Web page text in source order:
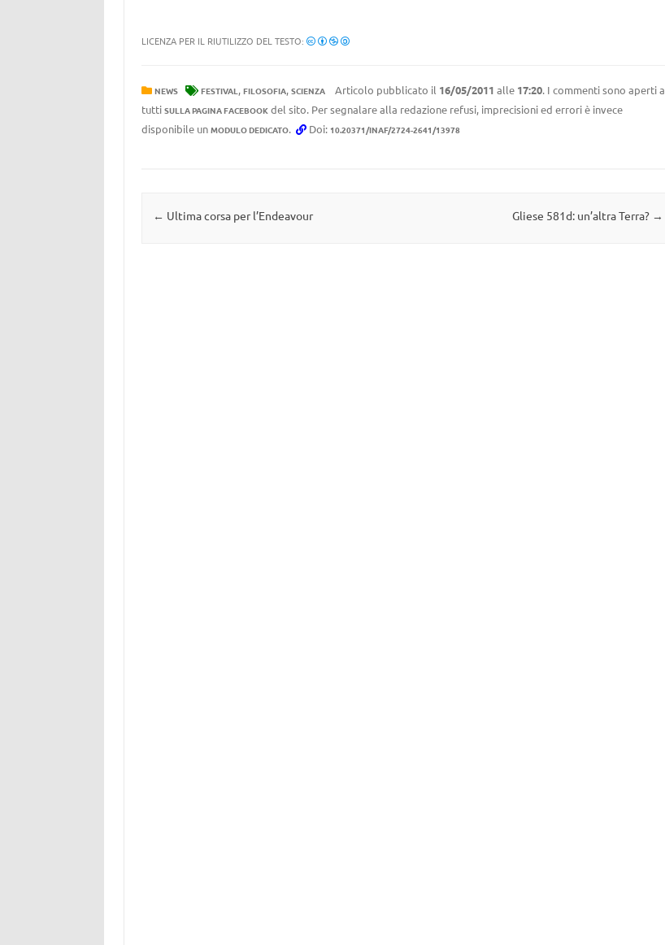
LICENZA PER IL RIUTILIZZO DEL TESTO:
NEWS FESTIVAL, FILOSOFIA, SCIENZA Articolo pubblicato il 16/05/2011 alle 17:20. I commenti sono aperti a
tutti SULLA PAGINA FACEBOOKdel sito. Per segnalare alla redazione refusi, imprecisioni ed errori è invece
disponibile un MODULO DEDICATO. Doi: 10.20371/INAF/2724-2641/13978
Navigazione articolo
← Ultima corsa per l’Endeavour Gliese 581d: un’altra Terra? →